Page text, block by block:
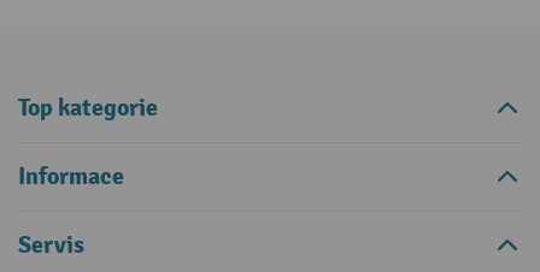
Top kategorie
Informace
Servis